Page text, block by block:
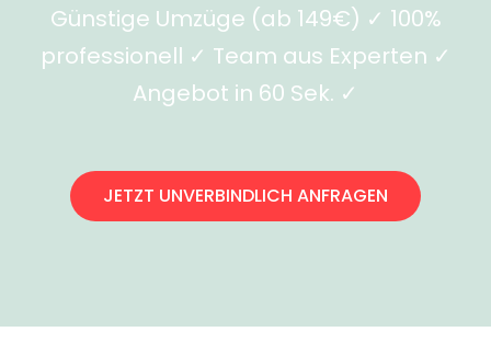
Günstige Umzüge (ab 149€) ✓ 100%
professionell ✓ Team aus Experten ✓
Angebot in 60 Sek. ✓
JETZT UNVERBINDLICH ANFRAGEN